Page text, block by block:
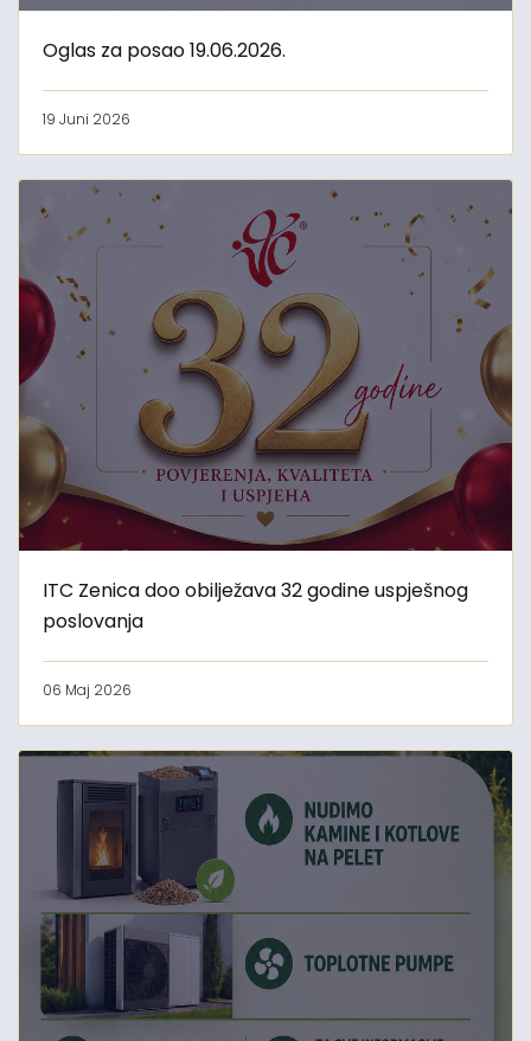
Oglas za posao 19.06.2026.
19 Juni 2026
ITC Zenica doo obilježava 32 godine uspješnog
poslovanja
06 Maj 2026